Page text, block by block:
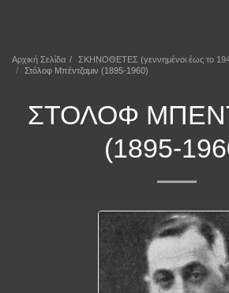
Αρχική Σελίδα
ΣΚΗΝΟΘΕΤΕΣ (γεννημένοι έως το
Στόλοφ Μπέντζαμιν (1895-1960)
ΣΤΌΛΟΦ
(1895-